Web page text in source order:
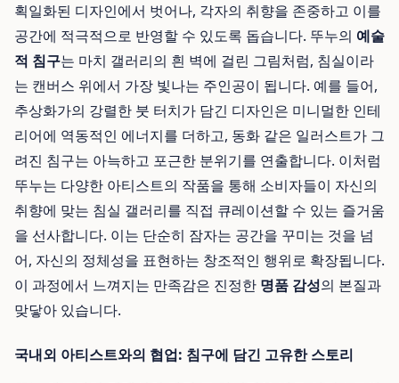
획일화된 디자인에서 벗어나, 각자의 취향을 존중하고 이를
공간에 적극적으로 반영할 수 있도록 돕습니다. 뚜누의 예술
적 침구는 마치 갤러리의 흰 벽에 걸린 그림처럼, 침실이라
는 캔버스 위에서 가장 빛나는 주인공이 됩니다. 예를 들어,
추상화가의 강렬한 붓 터치가 담긴 디자인은 미니멀한 인테
리어에 역동적인 에너지를 더하고, 동화 같은 일러스트가 그
려진 침구는 아늑하고 포근한 분위기를 연출합니다. 이처럼
뚜누는 다양한 아티스트의 작품을 통해 소비자들이 자신의
취향에 맞는 침실 갤러리를 직접 큐레이션할 수 있는 즐거움
을 선사합니다. 이는 단순히 잠자는 공간을 꾸미는 것을 넘
어, 자신의 정체성을 표현하는 창조적인 행위로 확장됩니다.
이 과정에서 느껴지는 만족감은 진정한 명품 감성의 본질과
맞닿아 있습니다.
국내외 아티스트와의 협업: 침구에 담긴 고유한 스토리